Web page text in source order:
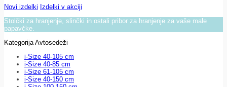
Novi izdelki Izdelki v akciji
Stolčki za hranjenje, slinčki in ostali pribor za hranjenje za vaše male
papavčke.
Kategorija Avtosedeži
i-Size 40-105 cm
i-Size 40-85 cm
i-Size 61-105 cm
i-Size 40-150 cm